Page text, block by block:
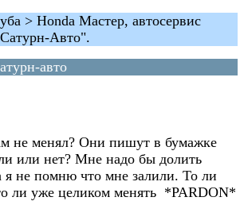
> Honda Мастер, автосервис
Авто".
авто
не менял? Они пишут в бумажке
или нет? Мне надо бы долить
я не помню что мне залили. То ли
ли уже целиком менять *PARDON*